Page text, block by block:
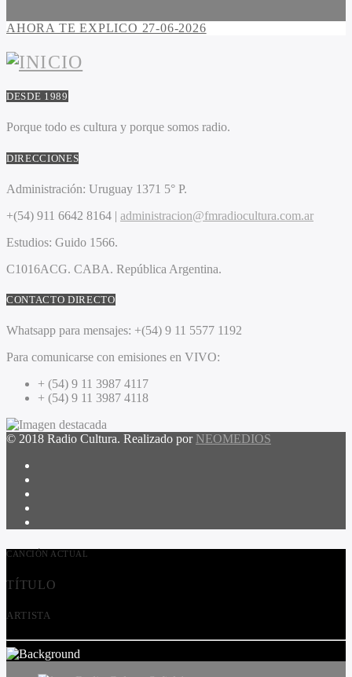
AHORA TE EXPLICO 27-06-2026
DESDE 1989
Porque todo es cultura y porque somos radio.
DIRECCIONES
Administración: Uruguay 1371 5° P.
+(54) 911 6642 8164 | administracion@fmradiocultura.com.ar
Estudios: Guido 1566.
C1016ACG. CABA. República Argentina.
CONTACTO DIRECTO
Whatsapp para mensajes: +(54) 9 11 5577 1192
Para comunicarse con emisiones en VIVO:
+ (54) 9 11 3987 4117
+ (54) 9 11 3987 4118
© 2018 Radio Cultura. Realizado por NEOMEDIOS
CANCIÓN ACTUAL
TÍTULO
ARTISTA